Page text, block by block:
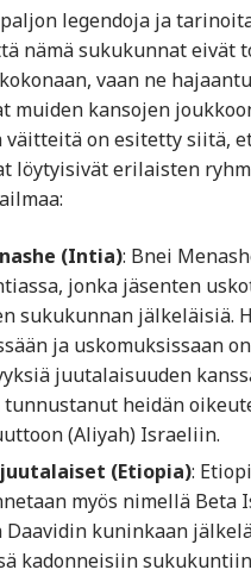
legendoja ja
nämä sukukunnat eivät
vaan ne
muiden kansojen
on esitetty siitä,
löytyisivät erilaisten
(Intia): Bnei
jonka jäsenten
sukukunnan jälkeläisiä.
ja uskomuksissaan
juutalaisuuden
heidän
(Aliyah) Israeliin.
juutalaiset (Etiopia):
myös nimellä Beta
Daavidin kuninkaan
kadonneisiin